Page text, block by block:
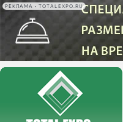
РЕКЛАМА • TOTALEXPO.RU